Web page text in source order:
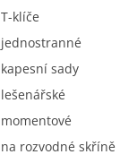
T-klíče
jednostranné
kapesní sady
lešenářské
momentové
na rozvodné skříně